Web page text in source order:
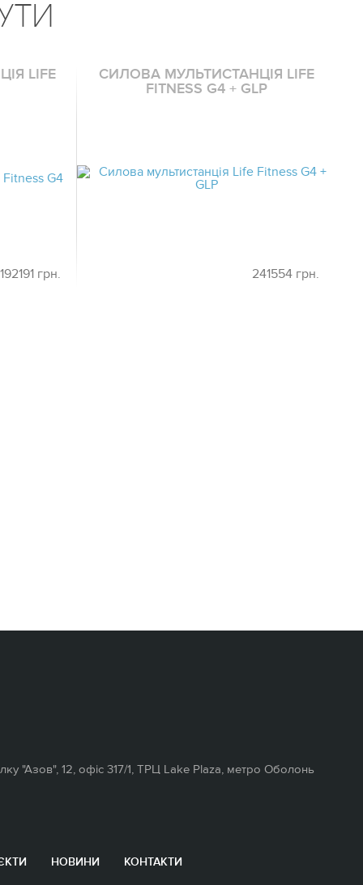
LIFE
192191 грн.
СИЛОВА МУЛЬТИСТАНЦІЯ LIFE
FITNESS G4 + GLP
241554 грн.
НОВИНИ КОНТАКТИ
"Азов", 12, офіс 317/1, ТРЦ Lake Plaza, метро Оболонь